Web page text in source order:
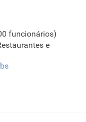
funcionários)
e
geral ou